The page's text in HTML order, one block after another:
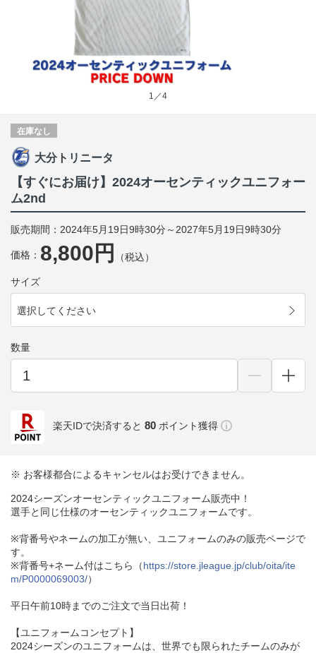
1／4
在庫なし
大分トリニータ
【すぐにお届け】2024オーセンティックユニフォー
ム2nd
販売期間：2024年5月19日9時30分～2027年5月19日9時30分
価格： 8,800円 （税込）
サイズ
選択してください
数量
楽天IDで決済すると 80 ポイント獲得
※ お客様都合によるキャンセルはお受けできません。
2024シーズンオーセンティックユニフォーム販売中！
選手と同じ仕様のオーセンティックユニフォームです。
※背番号やネームの加工が無い、ユニフォームのみの販売ページで
す。
※背番号+ネーム付はこちら（https://store.jleague.jp/club/oita/ite
m/P0000069003/）
平日午前10時までのご注文で当日出荷！
【ユニフォームコンセプト】
2024シーズンのユニフォームは、世界でも限られたチームのみが